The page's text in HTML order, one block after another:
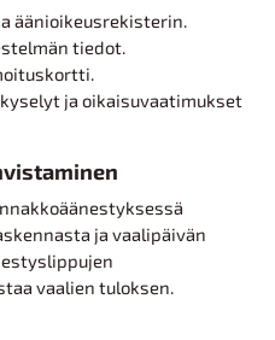
äänioikeusrekisterin.
tiedot.
ja oikaisuvaatimukset
ja vaalipäivän
vaalien tuloksen.